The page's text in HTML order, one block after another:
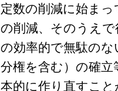
定数の削減に始ま
の削減、そのうえ
の効率的で無駄の
分権を含む）の確
本的に作り直すこ